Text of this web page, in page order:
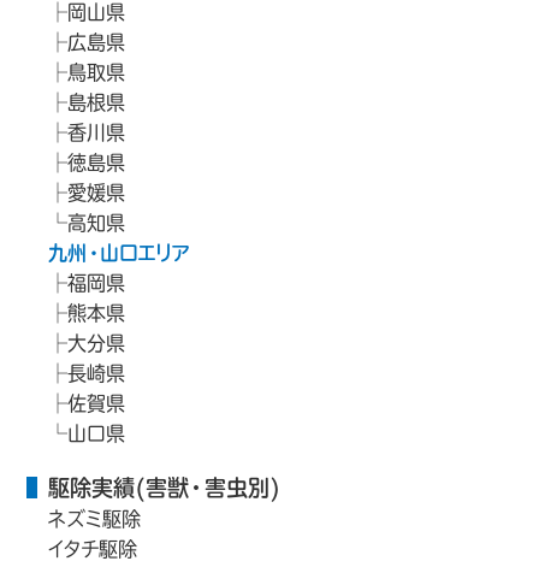
岡山県
広島県
鳥取県
島根県
香川県
徳島県
愛媛県
高知県
九州・山口エリア
福岡県
熊本県
大分県
長崎県
佐賀県
山口県
駆除実績(害獣・害虫別)
ネズミ駆除
イタチ駆除